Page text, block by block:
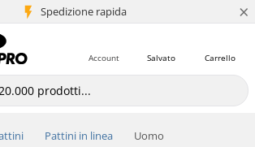
Spedizione rapida
+5 mln di clienti ×
Carrello
Salvato
Account
Pattini in linea Uomo